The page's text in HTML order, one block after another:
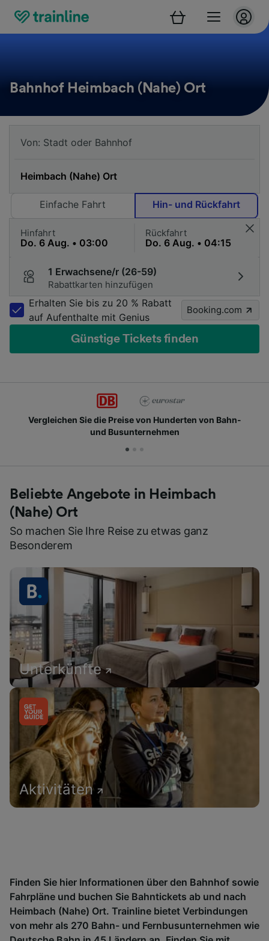
Bahnhof Heimbach (Nahe) Ort
Einfache Fahrt Hin- und Rückfahrt
Hinfahrt Rückfahrt
1 Erwachsene/r (26-59)
Rabattkarten hinzufügen
Erhalten Sie bis zu 20 % Rabatt
auf Aufenthalte mit Genius
Booking.com
Günstige Tickets finden
Vergleichen Sie die Preise von Hunderten von Bahn-
und Busunternehmen
Beliebte Angebote in Heimbach
(Nahe) Ort
So machen Sie Ihre Reise zu etwas ganz
Besonderem
Unterkünfte
Aktivitäten
Finden Sie hier Informationen über den Bahnhof sowie
Fahrpläne und buchen Sie Bahntickets ab und nach
Heimbach (Nahe) Ort. Trainline bietet Verbindungen
von mehr als 270 Bahn- und Fernbusunternehmen wie